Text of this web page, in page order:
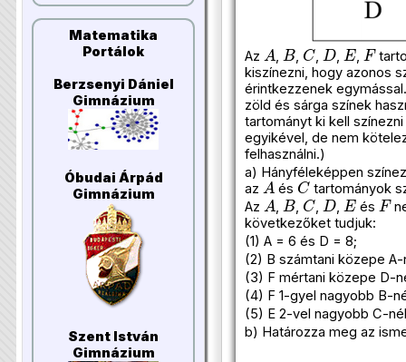
Matematika
Portálok
Berzsenyi Dániel
Gimnázium
Óbudai Árpád
Gimnázium
Szent István
Gimnázium
Az
A
,
B
,
C
,
D
,
E
,
F
kiszínezni, hogy azonos
érintkezzenek
zöld és sárga színek
tartományt ki kell
egyikével, de nem
felhasználni.)
a) Hányféleképpen
az
A
és
C
tartományok
Az
A
,
B
,
C
,
D
,
E
és
F
következőket tudjuk:
(1) A = 6 és D = 8;
(2) B számtani közepe
(3) F mértani közepe D-
(4) F 1-gyel nagyobb B-
(5) E 2-vel nagyobb C-
b) Határozza meg az